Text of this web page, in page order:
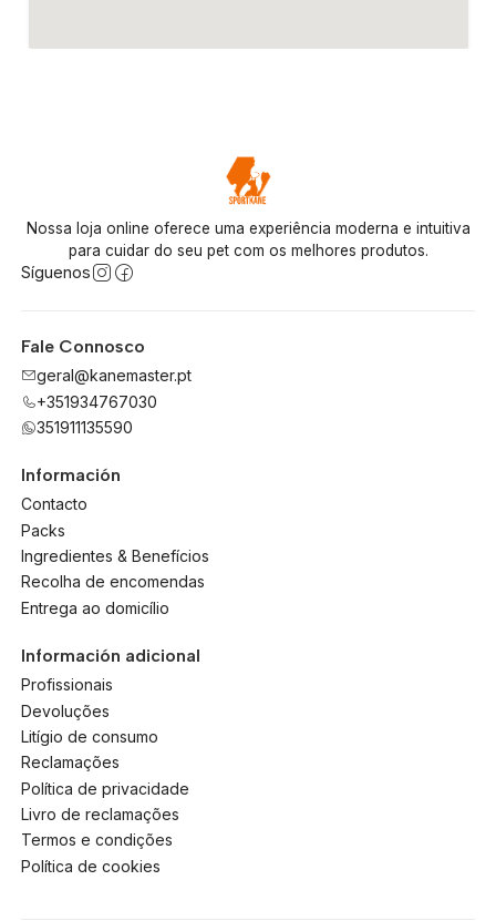
Nossa loja online oferece uma experiência moderna e intuitiva
para cuidar do seu pet com os melhores produtos.
Síguenos
Fale Connosco
geral@kanemaster.pt
+351934767030
351911135590
Información
Contacto
Packs
Ingredientes & Benefícios
Recolha de encomendas
Entrega ao domicílio
Información adicional
Profissionais
Devoluções
Litígio de consumo
Reclamações
Política de privacidade
Livro de reclamações
Termos e condições
Política de cookies